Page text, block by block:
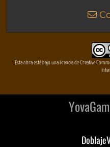
Esta obra está bajo una licencia de Creative